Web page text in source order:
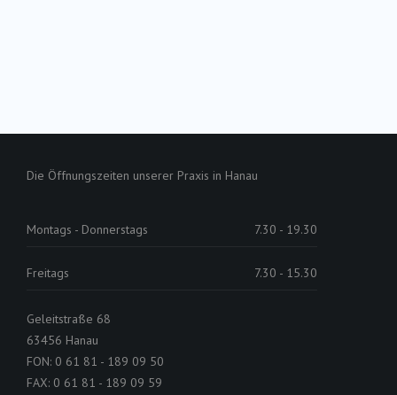
Die Öffnungszeiten unserer Praxis in Hanau
Montags - Donnerstags 7.30 - 19.30
Freitags 7.30 - 15.30
Geleitstraße 68
63456 Hanau
FON: 0 61 81 - 189 09 50
FAX: 0 61 81 - 189 09 59